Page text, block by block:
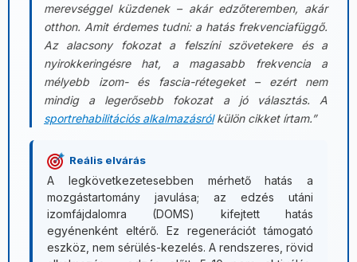
merevséggel küzdenek – akár edzőteremben, akár
otthon. Amit érdemes tudni: a hatás frekvenciafüggő.
Az alacsony fokozat a felszíni szövetekere és a
nyirokkeringésre hat, a magasabb frekvencia a
mélyebb izom- és fascia-rétegeket – ezért nem
mindig a legerősebb fokozat a jó választás. A
sportrehabilitációs alkalmazásrólkülön cikket írtam.”
Reális elvárás
A legkövetkezetesebben mérhető hatás a
mozgástartomány javulása; az edzés utáni
izomfájdalomra (DOMS) kifejtett hatás
egyénenként eltérő. Ez regenerációt támogató
eszköz, nem sérülés-kezelés. A rendszeres, rövid